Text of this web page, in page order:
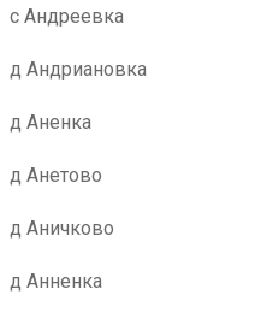
с Андреевка
д Андриановка
д Аненка
д Анетово
д Аничково
д Анненка